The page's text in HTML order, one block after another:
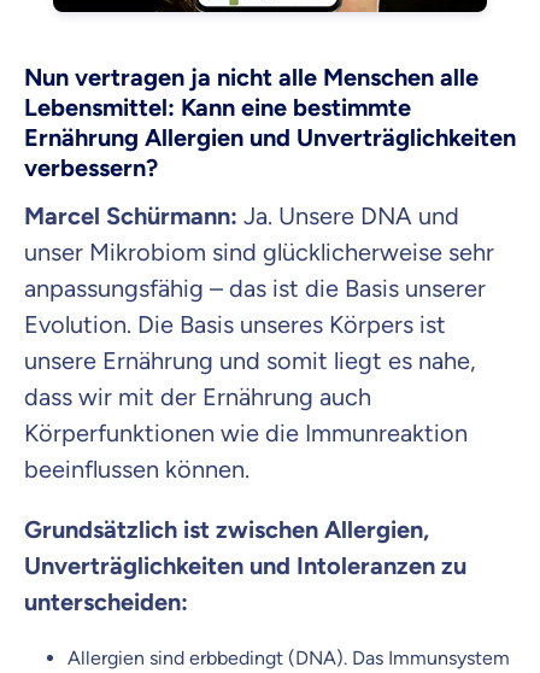
Nun vertragen ja nicht alle Menschen alle
Lebensmittel: Kann eine bestimmte
Ernährung Allergien und Unverträglichkeiten
verbessern?
Marcel Schürmann: Ja. Unsere DNA und
unser Mikrobiom sind glücklicherweise sehr
anpassungsfähig – das ist die Basis unserer
Evolution. Die Basis unseres Körpers ist
unsere Ernährung und somit liegt es nahe,
dass wir mit der Ernährung auch
Körperfunktionen wie die Immunreaktion
beeinflussen können.
Grundsätzlich ist zwischen Allergien,
Unverträglichkeiten und Intoleranzen zu
unterscheiden:
Allergien sind erbbedingt (DNA). Das Immunsystem